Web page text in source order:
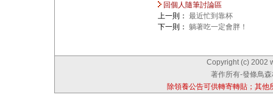
回個人隨筆討論區
上一則： 最近忙到靠杯
下一則： 躺著吃一定會胖！
Copyright (c) 2002
著作所有-發條鳥
除領養公告可供轉寄轉貼；其